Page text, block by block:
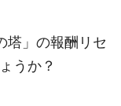
塔」の報酬リセ
うか？